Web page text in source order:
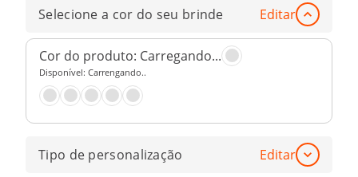
Selecione a cor do seu brinde Editar
Cor do produto: Carregando...
Disponível: Carrengando..
Tipo de personalização Editar